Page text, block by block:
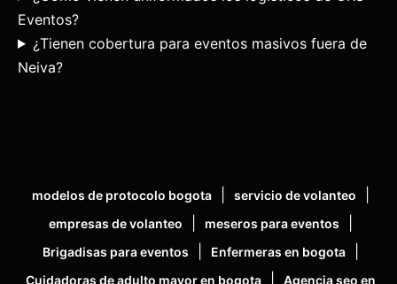
Eventos?
¿Tienen cobertura para eventos masivos fuera de
Neiva?
modelos de protocolo bogota servicio de volanteo
empresas de volanteo meseros para eventos
Brigadisas para eventos Enfermeras en bogota
Cuidadoras de adulto mayor en bogota
Agencia seo en